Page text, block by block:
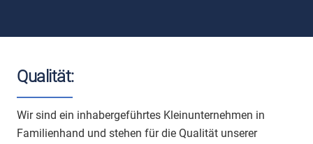
Qualität:
Wir sind ein inhabergeführtes Kleinunternehmen in
Familienhand und stehen für die Qualität unserer